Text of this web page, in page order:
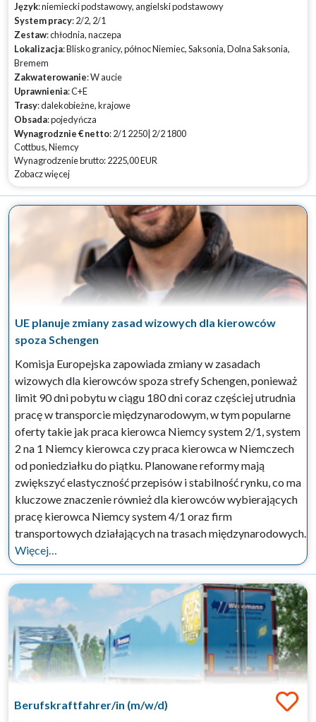
Język: niemiecki podstawowy, angielski podstawowy
System pracy: 2/2, 2/1
Zestaw: chłodnia, naczepa
Lokalizacja: Blisko granicy, północ Niemiec, Saksonia, Dolna Saksonia,
Bremem
Zakwaterowanie: W aucie
Uprawnienia: C+E
Trasy: dalekobieżne, krajowe
Obsada: pojedyńcza
Wynagrodznie € netto: 2/1 2250| 2/2 1800
Cottbus, Niemcy
Wynagrodzenie brutto: 2225,00 EUR
Zobacz więcej
UE planuje zmiany zasad wizowych dla kierowców
spoza Schengen
Komisja Europejska zapowiada zmiany w zasadach
wizowych dla kierowców spoza strefy Schengen, ponieważ
limit 90 dni pobytu w ciągu 180 dni coraz częściej utrudnia
pracę w transporcie międzynarodowym, w tym popularne
oferty takie jak praca kierowca Niemcy system 2/1, system
2 na 1 Niemcy kierowca czy praca kierowca w Niemczech
od poniedziałku do piątku. Planowane reformy mają
zwiększyć elastyczność przepisów i stabilność rynku, co ma
kluczowe znaczenie również dla kierowców wybierających
pracę kierowca Niemcy system 4/1 oraz firm
transportowych działających na trasach międzynarodowych.
Więcej…
Berufskraftfahrer/in (m/w/d)